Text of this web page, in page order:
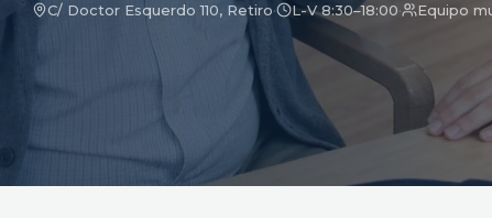
C/ Doctor Esquerdo 110, Retiro· L-V 8:30–18:00· Equipo